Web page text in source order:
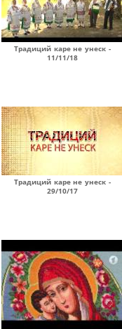
Традиций каре не унеск -
11/11/18
Традиций каре не унеск -
29/10/17